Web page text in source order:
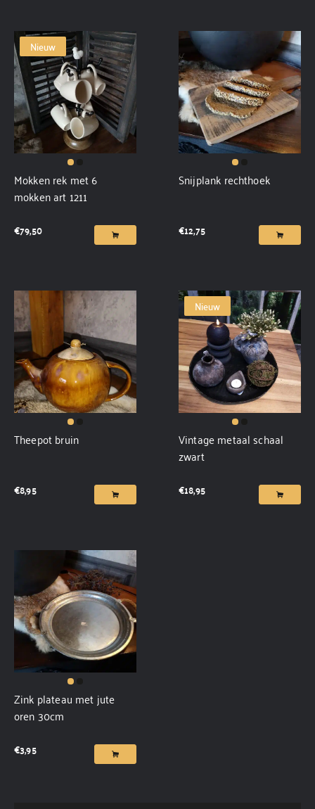
Nieuw
Mokken rek met 6
mokken art 1211
€79,50
Snijplank rechthoek
€12,75
Theepot bruin
€8,95
Nieuw
Vintage metaal schaal
zwart
€18,95
Zink plateau met jute
oren 30cm
€3,95